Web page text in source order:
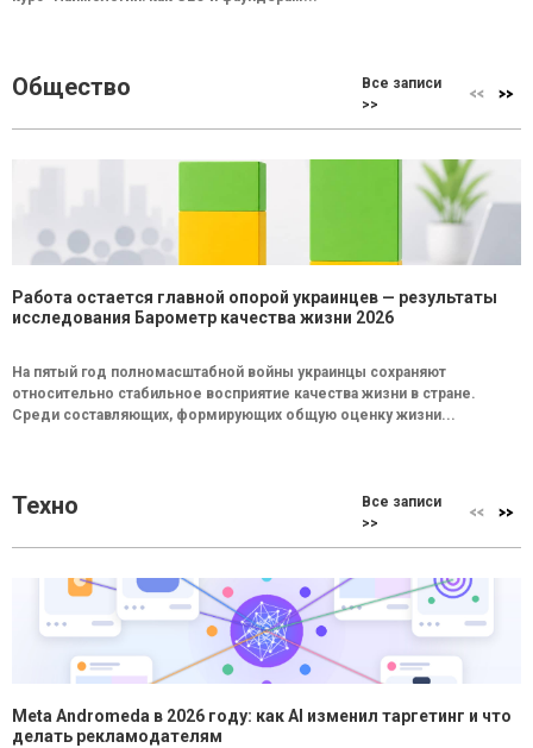
Общество
Все записи
>>
Работа остается главной опорой украинцев — результаты
исследования Барометр качества жизни 2026
На пятый год полномасштабной войны украинцы сохраняют
относительно стабильное восприятие качества жизни в стране.
Среди составляющих, формирующих общую оценку жизни...
Техно
Все записи
>>
Meta Andromeda в 2026 году: как AI изменил таргетинг и что
делать рекламодателям